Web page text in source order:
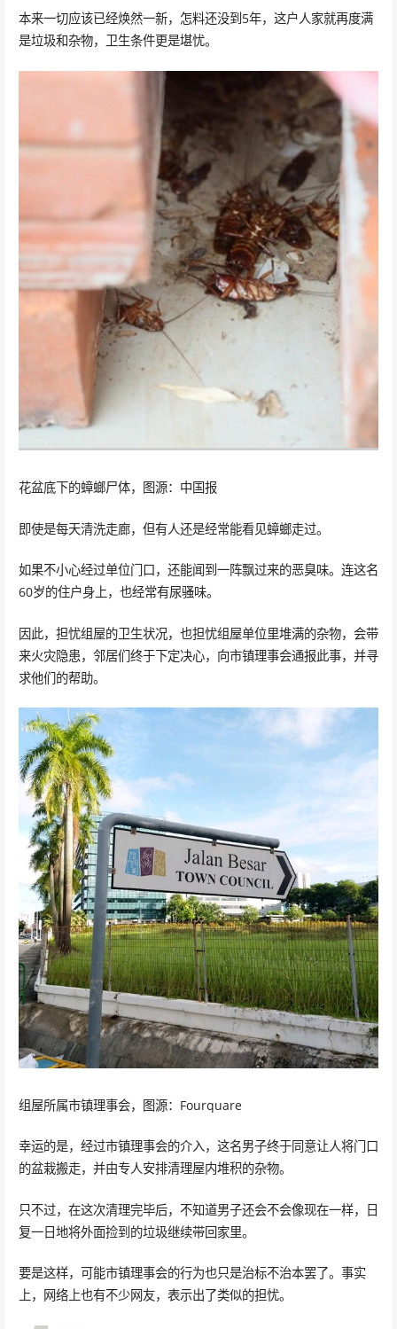
本来一切应该已经焕然一新，怎料还没到5年，这户人家就再度满
是垃圾和杂物，卫生条件更是堪忧。
花盆底下的蟑螂尸体，图源：中国报
即使是每天清洗走廊，但有人还是经常能看见蟑螂走过。
如果不小心经过单位门口，还能闻到一阵飘过来的恶臭味。连这名
60岁的住户身上，也经常有尿骚味。
因此，担忧组屋的卫生状况，也担忧组屋单位里堆满的杂物，会带
来火灾隐患，邻居们终于下定决心，向市镇理事会通报此事，并寻
求他们的帮助。
组屋所属市镇理事会，图源：Fourquare
幸运的是，经过市镇理事会的介入，这名男子终于同意让人将门口
的盆栽搬走，并由专人安排清理屋内堆积的杂物。
只不过，在这次清理完毕后，不知道男子还会不会像现在一样，日
复一日地将外面捡到的垃圾继续带回家里。
要是这样，可能市镇理事会的行为也只是治标不治本罢了。事实
上，网络上也有不少网友，表示出了类似的担忧。